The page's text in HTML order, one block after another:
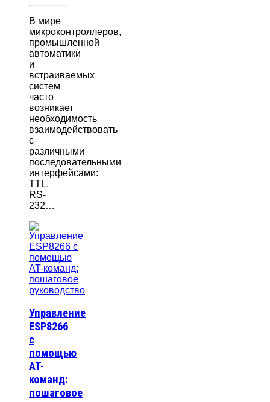
В мире
микроконтроллеров,
промышленной
автоматики
и
встраиваемых
систем
часто
возникает
необходимость
взаимодействовать
с
различными
последовательными
интерфейсами:
TTL,
RS-
232…
Управление
ESP8266
с
помощью
AT-
команд:
пошаговое